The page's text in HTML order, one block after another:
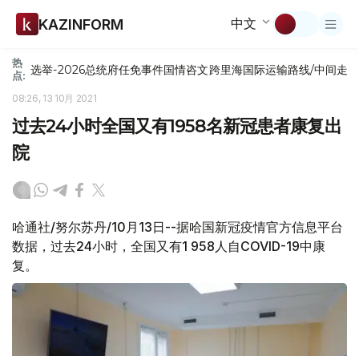
KAZINFORM 中文
热
点: 选举-2026总统府任免事件国情咨文跨里海国际运输路线/中间走廊
08:26, 13 10月 2021
过去24小时全国又有1958名新冠患者康复出
院
哈通社/努尔苏丹/10月13日--据哈国新冠疫情官方信息平台
数据，过去24小时，全国又有1 958人自COVID-19中康
复。